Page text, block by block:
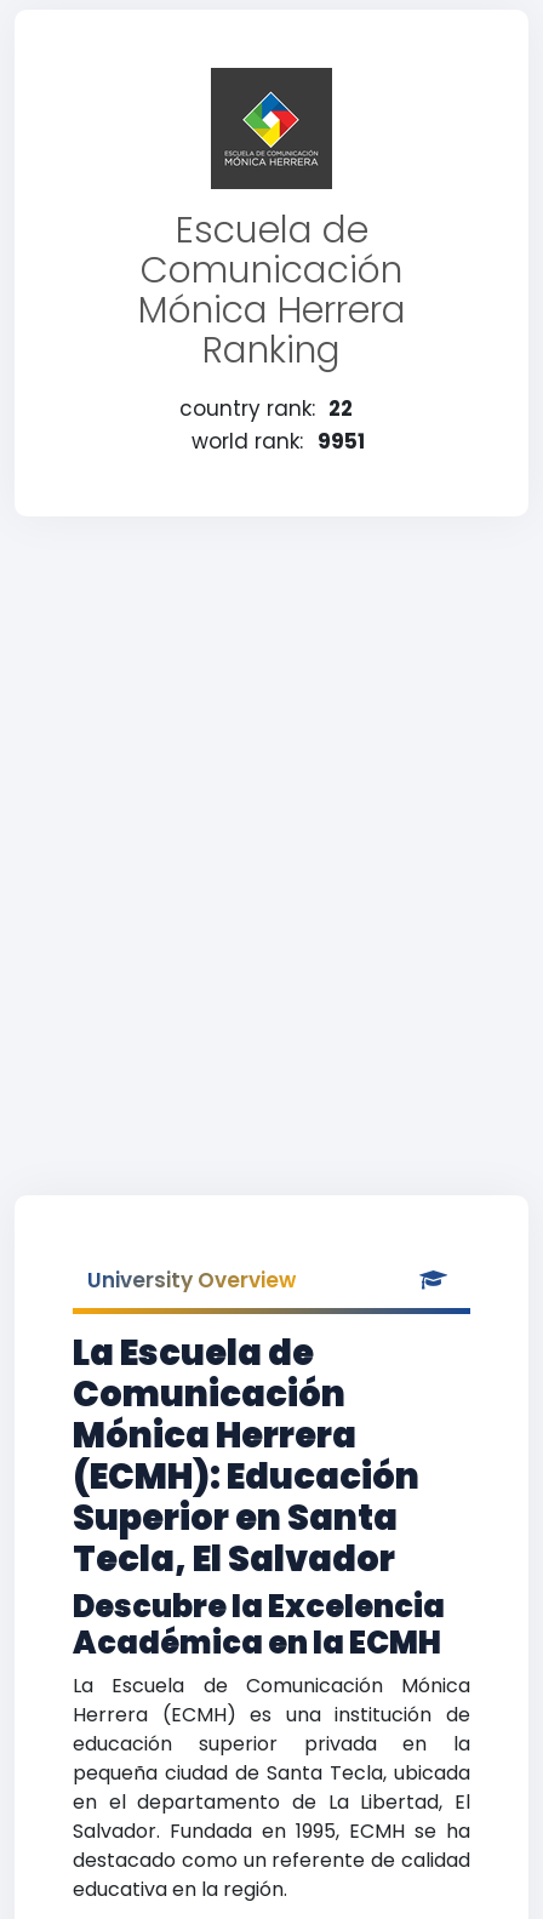
Escuela de
Comunicación
Mónica Herrera
Ranking
country rank: 22
world rank: 9951
University Overview
La Escuela de
Comunicación
Mónica Herrera
(ECMH): Educación
Superior en Santa
Tecla, El Salvador
Descubre la Excelencia
Académica en la ECMH
La Escuela de Comunicación Mónica
Herrera (ECMH) es una institución de
educación superior privada en la
pequeña ciudad de Santa Tecla, ubicada
en el departamento de La Libertad, El
Salvador. Fundada en 1995, ECMH se ha
destacado como un referente de calidad
educativa en la región.